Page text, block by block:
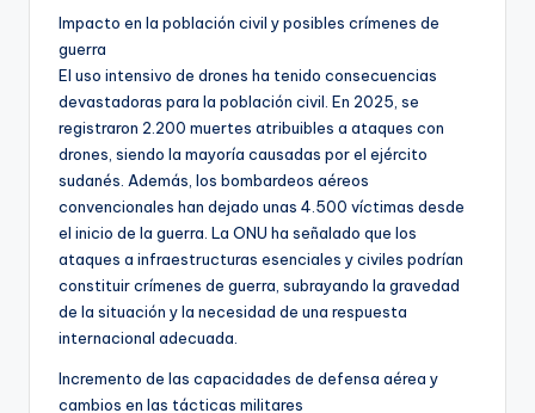
Impacto en la población civil y posibles crímenes de
guerra
El uso intensivo de drones ha tenido consecuencias
devastadoras para la población civil. En 2025, se
registraron 2.200 muertes atribuibles a ataques con
drones, siendo la mayoría causadas por el ejército
sudanés. Además, los bombardeos aéreos
convencionales han dejado unas 4.500 víctimas desde
el inicio de la guerra. La ONU ha señalado que los
ataques a infraestructuras esenciales y civiles podrían
constituir crímenes de guerra, subrayando la gravedad
de la situación y la necesidad de una respuesta
internacional adecuada.
Incremento de las capacidades de defensa aérea y
cambios en las tácticas militares